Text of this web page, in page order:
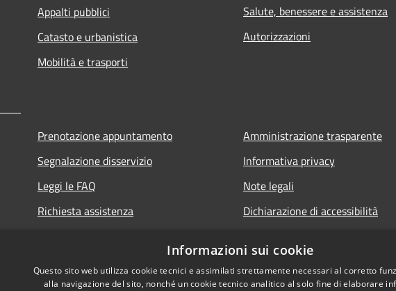
Appalti pubblici
Catasto e urbanistica
Mobilità e trasporti
Salute, benessere e assistenza
Autorizzazioni
Prenotazione appuntamento
Segnalazione disservizio
Leggi le FAQ
Richiesta assistenza
Amministrazione trasparente
Informativa privacy
Note legali
Dichiarazione di accessibilità
Informazioni sui cookie
Questo sito web utilizza cookie tecnici e assimilati strettamente necessari al corretto
alla navigazione del sito, nonché un cookie tecnico analitico al solo fine di elaborare